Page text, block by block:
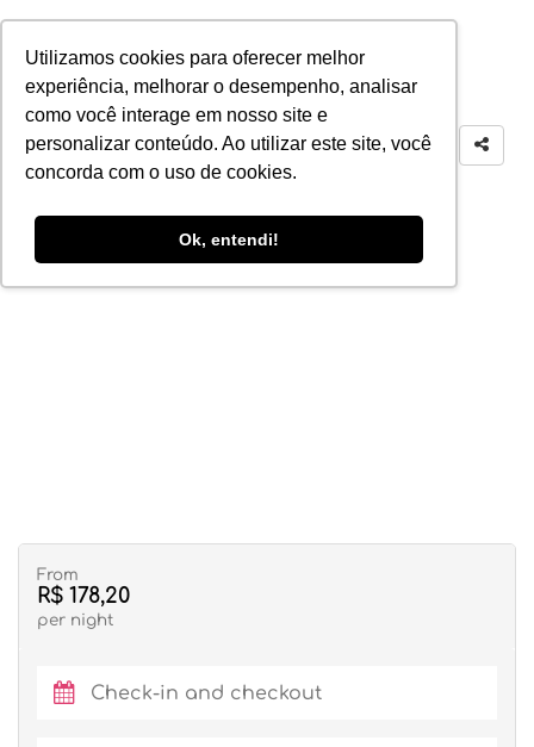
Utilizamos cookies para oferecer melhor
experiência, melhorar o desempenho, analisar
como você interage em nosso site e
personalizar conteúdo. Ao utilizar este site, você
concorda com o uso de cookies.
Ok, entendi!
From
R$ 178,20
per night